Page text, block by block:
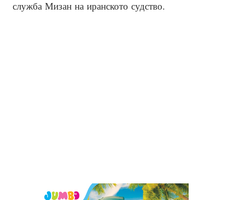
служба Мизан на иранското судство.